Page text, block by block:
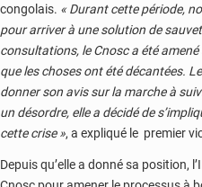
congolais. « Durant cette période,
pour arriver à une solution de
consultations, le Cnosc a été amené
que les choses ont été décantées.
donner son avis sur la marche à
un désordre, elle a décidé de
cette crise », a expliqué le premier
Depuis qu’elle a donné sa position,